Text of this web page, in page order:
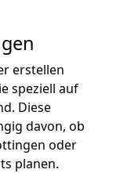
erstellen
speziell auf
Diese
davon, ob
oder
planen.